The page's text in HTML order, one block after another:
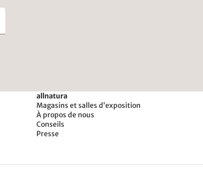
allnatura
Magasins et salles d’exposition
À propos de nous
Conseils
Presse